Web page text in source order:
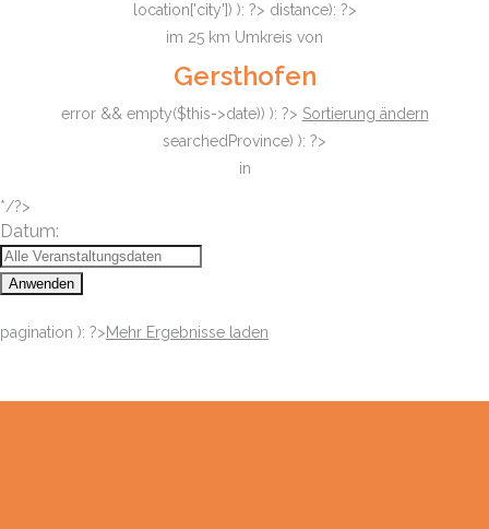
location['city']) ): ?> distance): ?>
im 25 km Umkreis von
Gersthofen
error && empty($this->date)) ): ?> Sortierung ändern
searchedProvince) ): ?>
in
*/?>
Datum:
Anwenden
pagination ): ?>Mehr Ergebnisse laden